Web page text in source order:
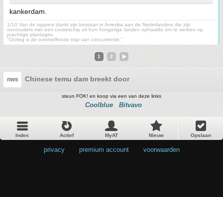
kankerdam.
1/10 Van de rappers dankt zijn bestaan in Amerika aan de Nederlanders die zijn
voorouders met een cruiseschip uit hun hongerige landen ophaalde om te werken op
prachtige plantages.
"Oorlog is de overtreffende trap van concurrentie."
1 2
nws Chinese temu dam breekt door
steun FOK! en koop via een van deze links
Coolblue Bitvavo
Index Actief MyAT Nieuw Opslaan
privacy premium account voorwaarden